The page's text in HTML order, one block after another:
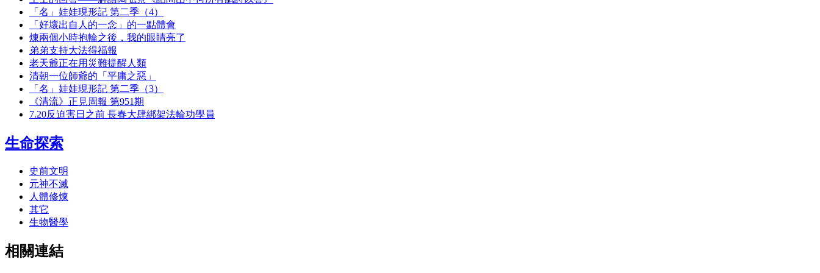
「名」娃娃現形記 第二季（4）
「好壞出自人的一念」的一點體會
煉兩個小時抱輪之後，我的眼睛亮了
弟弟支持大法得福報
老天爺正在用災難提醒人類
清朝一位師爺的「平庸之惡」
「名」娃娃現形記 第二季（3）
《清流》正見周報 第951期
7.20反迫害日之前 長春大肆綁架法輪功學員
生命探索
史前文明
元神不滅
人體修煉
其它
生物醫學
相關連結